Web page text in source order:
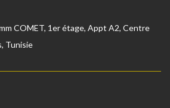
COMET, 1er étage, Appt A2, Centre
Tunisie